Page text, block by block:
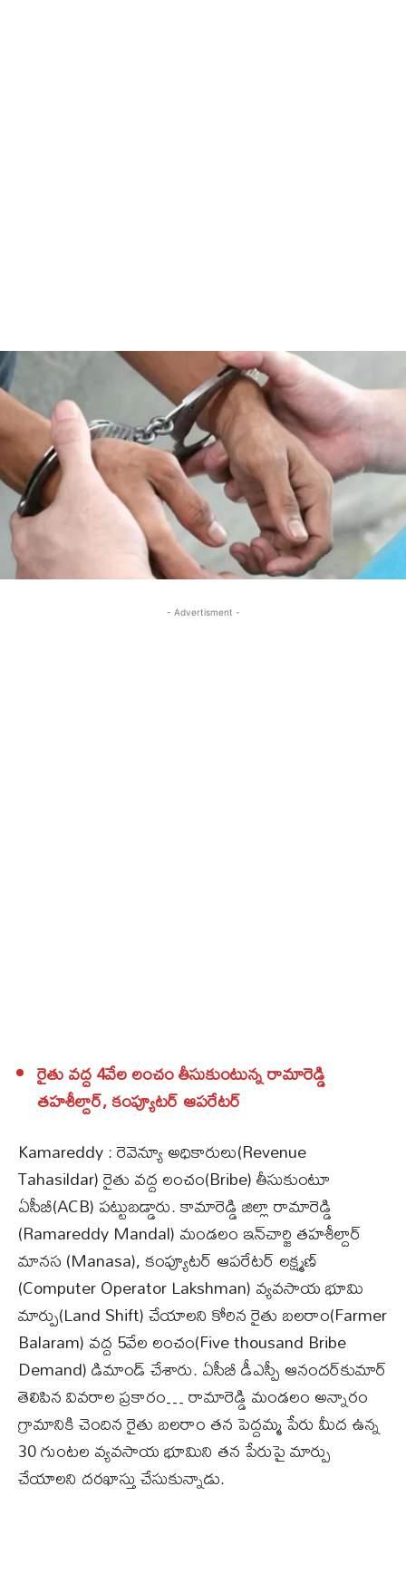
- Advertisment -
రైతు వద్ద 4వేల లంచం తీసుకుంటున్న రామారెడ్డి
తహశీల్దార్‌, కంప్యూటర్‌ ఆపరేటర్‌
Kamareddy : రెవెన్యూ అధికారులు(Revenue
Tahasildar) రైతు వద్ద లంచం(Bribe) తీసుకుంటూ
ఏసీబీ(ACB) పట్టుబడ్డారు. కామారెడ్డి జిల్లా రామారెడ్డి
(Ramareddy Mandal) మండలం ఇన్‌చార్జి తహశీల్దార్‌
మానస (Manasa), కంప్యూటర్‌ ఆపరేటర్‌ లక్ష్మణ్‌
(Computer Operator Lakshman) వ్యవసాయ భూమి
మార్పు(Land Shift) చేయాలని కోరిన రైతు బలరాం(Farmer
Balaram) వద్ద 5వేల లంచం(Five thousand Bribe
Demand) డిమాండ్‌ చేశారు. ఏసీబీ డీఎస్పీ ఆనందర్‌కుమార్‌
తెలిపిన వివరాల ప్రకారం… రామారెడ్డి మండలం అన్నారం
గ్రామానికి చెందిన రైతు బలరాం తన పెద్దమ్మ పేరు మీద ఉన్న
30 గుంటల వ్యవసాయ భూమిని తన పేరుపై మార్పు
చేయాలని దరఖాస్తు చేసుకున్నాడు.